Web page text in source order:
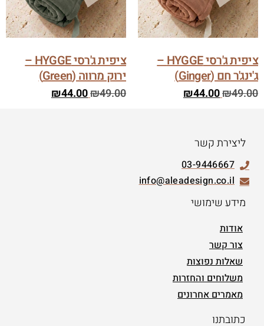
ציפית ג'רסי HYGGE –
ג'ינג'ר חם (Ginger)
₪49.00
₪44.00
ציפית ג'רסי HYGGE –
ירוק מרווה (Green)
₪49.00
₪44.00
ליצירת קשר
03-9446667
info@aleadesign.co.il
מידע שימושי
אודות
צור קשר
שאלות נפוצות
משלוחים והחזרות
מאמרים אחרונים
כתובתנו